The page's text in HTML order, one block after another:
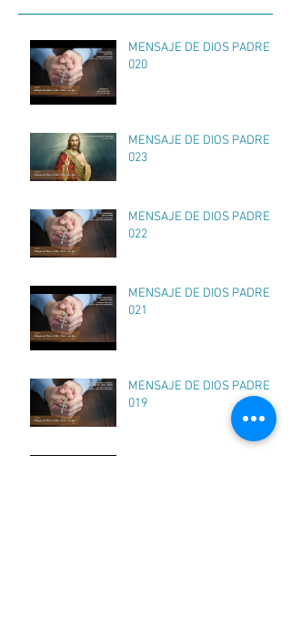
MENSAJE DE DIOS PADRE
020
MENSAJE DE DIOS PADRE
023
MENSAJE DE DIOS PADRE
022
MENSAJE DE DIOS PADRE
021
MENSAJE DE DIOS PADRE
019